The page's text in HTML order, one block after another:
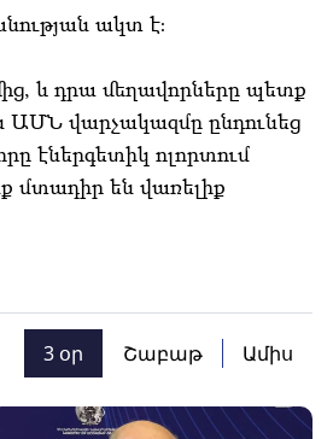
ակտ է։
և դրա մեղավորները պետք
ԱՄՆ վարչակազմը ընդունեց
էներգետիկ ոլորտում
մտադիր են վառելիք
3 օր Շաբաթ Ամիս